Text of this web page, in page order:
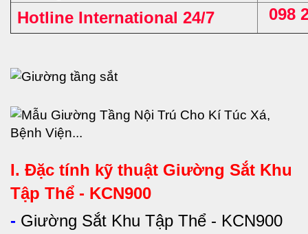
Hotline International 24/7 098
I. Đặc tính kỹ thuật Giường Sắt Khu
Tập Thể - KCN900
- Giường Sắt Khu Tập Thể - KCN900